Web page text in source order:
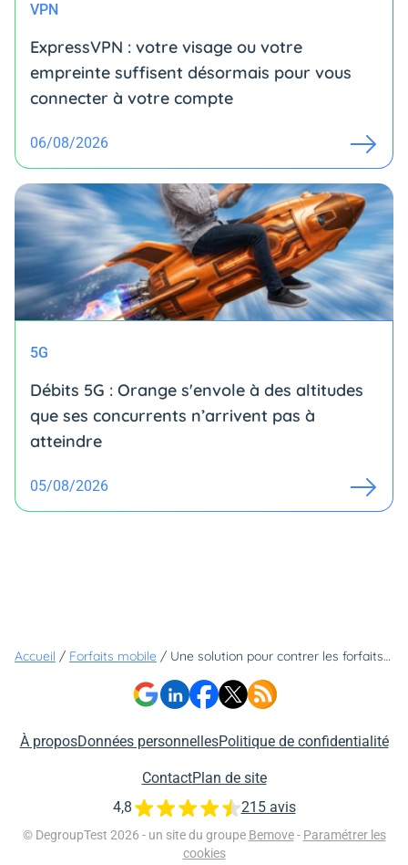
VPN
ExpressVPN : votre visage ou votre
empreinte suffisent désormais pour vous
connecter à votre compte
06/08/2026
5G
Débits 5G : Orange s'envole à des altitudes
que ses concurrents n’arrivent pas à
atteindre
05/08/2026
Accueil / Forfaits mobile / Une solution pour contrer les forfaits d'Orange : Lebara et ses abonnements à prix réduit !
À proposDonnées personnellesPolitique de confidentialité
ContactPlan de site
© DegroupTest 2026 - un site du groupe Bemove - Paramétrer les
cookies
4,8 215 avis